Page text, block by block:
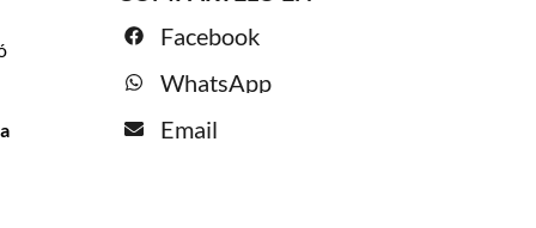
Facebook
WhatsApp
Email